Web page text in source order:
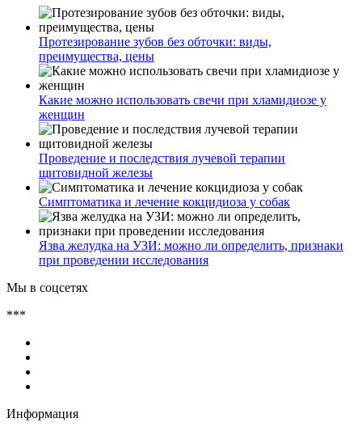
Протезирование зубов без обточки: виды,
преимущества, цены
Какие можно использовать свечи при хламидиозе у
женщин
Проведение и последствия лучевой терапии
щитовидной железы
Симптоматика и лечение кокцидиоза у собак
Язва желудка на УЗИ: можно ли определить, признаки
при проведении исследования
Мы в соцсетях
***
Информация